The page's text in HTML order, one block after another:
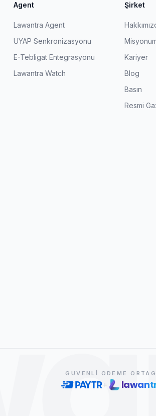
Agent
Lawantra Agent
UYAP Senkronizasyonu
E-Tebligat Entegrasyonu
Lawantra Watch
Şirket
Kariyer
Blog
Basın
Resmi
GUVENLI ODEME
+